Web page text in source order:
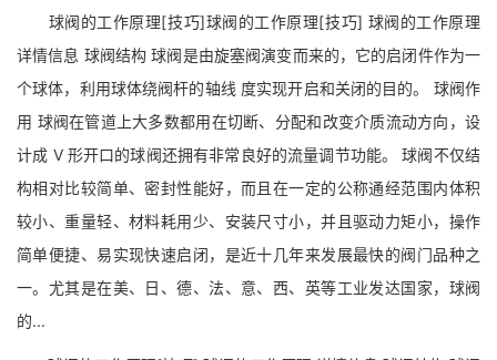
球阀的工作原理[技巧]球阀的工作原理[技巧] 球阀的工作原理
详情信息 球阀结构 球阀是由旋塞阀演变而来的，它的启闭件作为一
个球体，利用球体绕阀杆的轴线 度实现开启和关闭的目的。 球阀作
用 球阀在管道上大多数都用在切断、分配和改变介质流动方向，设
计成 V 形开口的球阀还拥有非常良好的流量调节功能。 球阀不仅结
构相对比较简单、密封性能好，而且在一定的公称通经范围内体积
较小、重量轻、材料耗用少、安装尺寸小，并且驱动力矩小，操作
简单便捷、易实现快速启闭，是近十几年来发展最快的阀门品种之
一。尤其是在美、日、德、法、意、西、英等工业发达国家，球阀
的...